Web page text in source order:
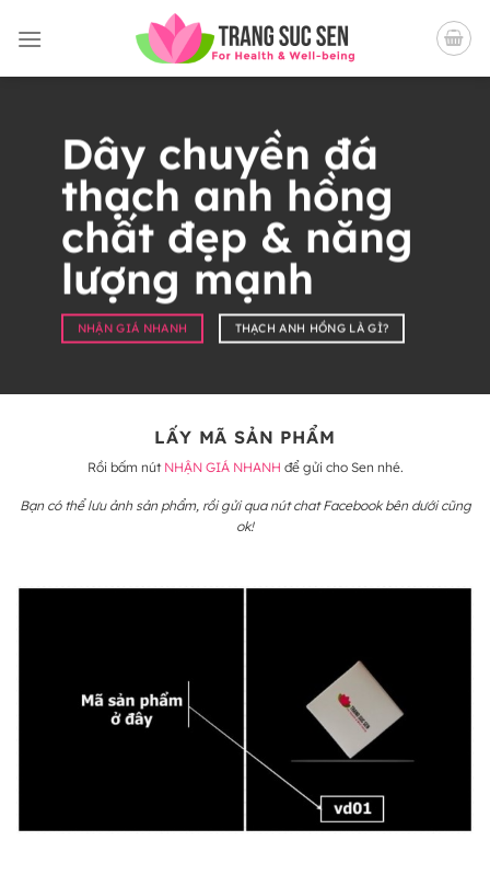
qua
Dây chuyền đá
thạch anh hồng
chất đẹp & năng
lượng mạnh
NHẬN GIÁ NHANH THẠCH ANH HỒNG LÀ GÌ?
LẤY MÃ SẢN PHẨM
Rồi bấm nút NHẬN GIÁ NHANH để gửi cho Sen nhé.
Bạn có thể lưu ảnh sản phẩm, rồi gửi qua nút chat Facebook bên dưới cũng
ok!